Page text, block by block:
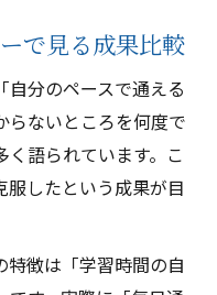
で見る成果比較
分のペースで通える
らないところを何度で
語られています。こ
したという成果が目
徴は「学習時間の自